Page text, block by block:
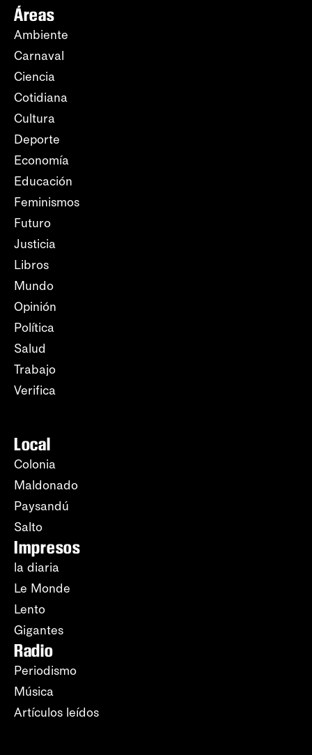
Áreas
Ambiente
Carnaval
Ciencia
Cotidiana
Cultura
Deporte
Economía
Educación
Feminismos
Futuro
Justicia
Libros
Mundo
Opinión
Política
Salud
Trabajo
Verifica
Local
Colonia
Maldonado
Paysandú
Salto
Impresos
la diaria
Le Monde
Lento
Gigantes
Radio
Periodismo
Música
Artículos leídos